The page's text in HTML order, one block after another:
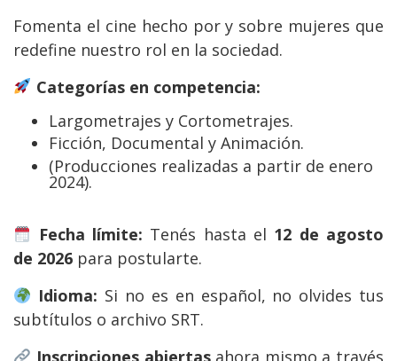
Fomenta el cine hecho por y sobre mujeres que
redefine nuestro rol en la sociedad.
Categorías en competencia:
Largometrajes y Cortometrajes.
Ficción, Documental y Animación.
(Producciones realizadas a partir de enero
2024).
Fecha límite: Tenés hasta el 12 de agosto
de 2026 para postularte.
Idioma: Si no es en español, no olvides tus
subtítulos o archivo SRT.
Inscripciones abiertasahora mismo a través